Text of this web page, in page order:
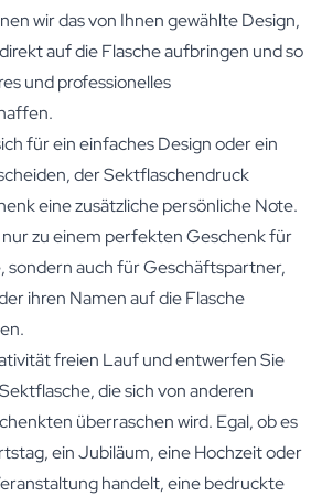
wir das von Ihnen gewählte Design,
auf die Flasche aufbringen und so
und professionelles
für ein einfaches Design oder ein
der Sektflaschendruck
eine zusätzliche persönliche Note.
zu einem perfekten Geschenk für
sondern auch für Geschäftspartner,
ihren Namen auf die Flasche
freien Lauf und entwerfen Sie
die sich von anderen
überraschen wird. Egal, ob es
ein Jubiläum, eine Hochzeit oder
handelt, eine bedruckte